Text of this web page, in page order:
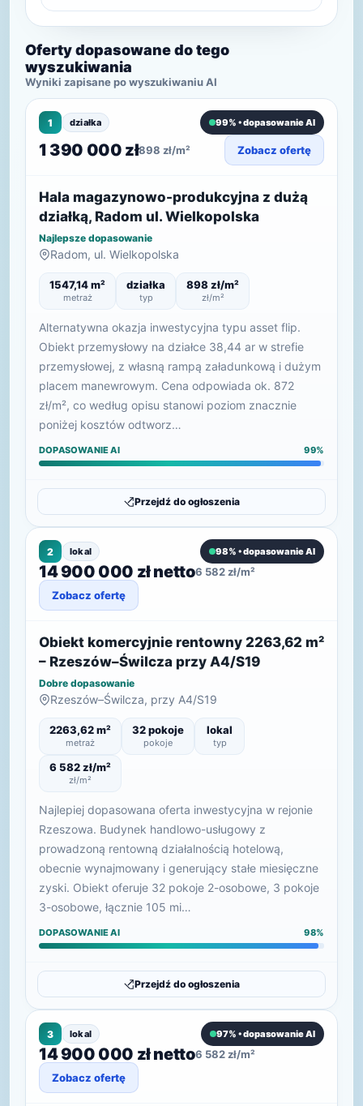
Oferty dopasowane do tego
wyszukiwania
Wyniki zapisane po wyszukiwaniu AI
1 działka 99% • dopasowanie AI
1 390 000 zł898 zł/m² Zobacz ofertę
Hala magazynowo-produkcyjna z dużą
działką, Radom ul. Wielkopolska
Najlepsze dopasowanie
Radom, ul. Wielkopolska
1547,14 m²
metraż
działka
typ
898 zł/m²
zł/m²
Alternatywna okazja inwestycyjna typu asset flip.
Obiekt przemysłowy na działce 38,44 ar w strefie
przemysłowej, z własną rampą załadunkową i dużym
placem manewrowym. Cena odpowiada ok. 872
zł/m², co według opisu stanowi poziom znacznie
poniżej kosztów odtworz…
DOPASOWANIE AI 99%
Przejdź do ogłoszenia
2 lokal 98% • dopasowanie AI
14 900 000 zł netto6 582 zł/m²
Zobacz ofertę
Obiekt komercyjnie rentowny 2263,62 m²
– Rzeszów–Świlcza przy A4/S19
Dobre dopasowanie
Rzeszów–Świlcza, przy A4/S19
2263,62 m²
metraż
32 pokoje
pokoje
lokal
typ
6 582 zł/m²
zł/m²
Najlepiej dopasowana oferta inwestycyjna w rejonie
Rzeszowa. Budynek handlowo-usługowy z
prowadzoną rentowną działalnością hotelową,
obecnie wynajmowany i generujący stałe miesięczne
zyski. Obiekt oferuje 32 pokoje 2-osobowe, 3 pokoje
3-osobowe, łącznie 105 mi…
DOPASOWANIE AI 98%
Przejdź do ogłoszenia
3 lokal 97% • dopasowanie AI
14 900 000 zł netto6 582 zł/m²
Zobacz ofertę